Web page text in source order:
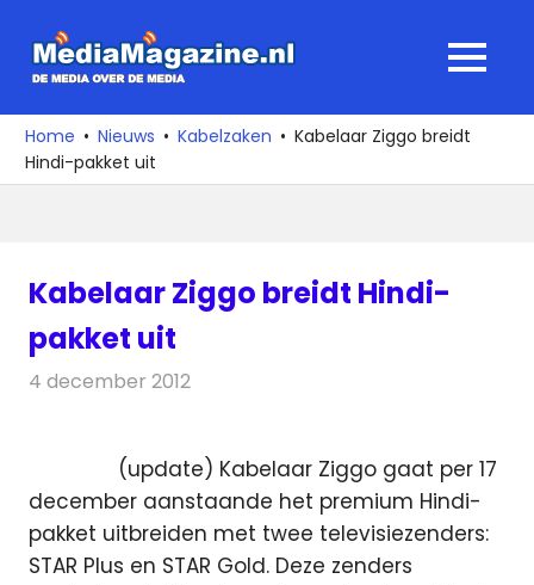
naar
media
over
de
MENU
Home Nieuws Kabelzaken
Kabelaar Ziggo breidt
Hindi-pakket uit
Kabelaar Ziggo breidt Hindi-
pakket uit
4 december 2012
(update) Kabelaar Ziggo gaat per 17
december aanstaande het premium Hindi-
pakket uitbreiden met twee televisiezenders:
STAR Plus en STAR Gold. Deze zenders